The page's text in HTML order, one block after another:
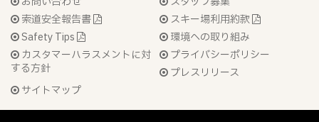
索道安全報告書
スキー場利用約款
Safety Tips
環境への取り組み
カスタマーハラスメントに対
する方針
プライバシーポリシー
プレスリリース
サイトマップ